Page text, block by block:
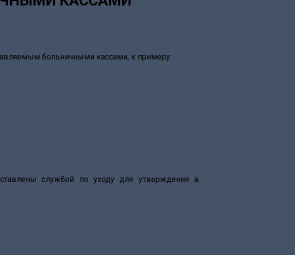
больничными кассами, к примеру:
службой по уходу для утверждения в